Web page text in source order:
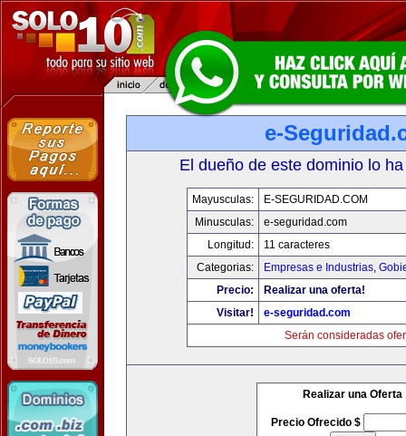
e-
El dueño de este dominio lo
Mayusculas:
E-SEGURIDAD.COM
Minusculas:
e-seguridad.com
Longitud:
11 caracteres
Categorias:
Empresas e Industrias,
Precio:
Realizar una oferta!
Visitar!
e-seguridad.com
Serán consideradas
Realizar una Oferta
Precio Ofrecido $